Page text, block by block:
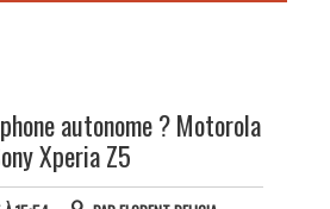
autonome ? Motorola
Xperia Z5